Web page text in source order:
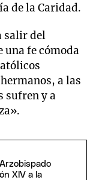
de la Caridad.
salir del
una fe cómoda
a las
sufren y a
XIV a la